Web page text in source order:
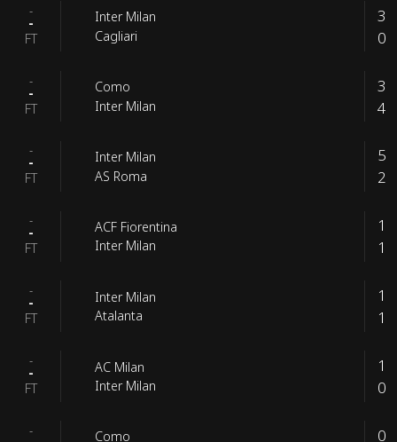
-
-
FT
Inter Milan
Cagliari
3
0
-
-
FT
Como
Inter Milan
3
4
-
-
FT
Inter Milan
AS Roma
5
2
-
-
FT
ACF Fiorentina
Inter Milan
1
1
-
-
FT
Inter Milan
Atalanta
1
1
-
-
FT
AC Milan
Inter Milan
1
0
- Como 0